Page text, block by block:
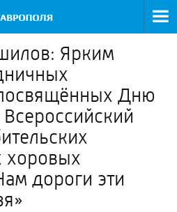
Ярким
Дню
хоровых
дороги эти